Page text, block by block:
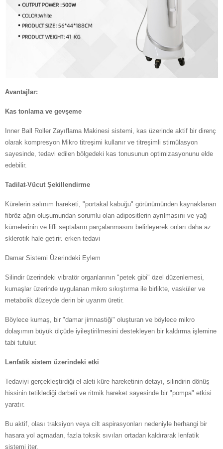
Avantajlar:
Kas tonlama ve gevşeme
Inner Ball Roller Zayıflama Makinesi sistemi, kas üzerinde aktif bir direnç
olarak kompresyon Mikro titreşimi kullanır ve titreşimli stimülasyon
sayesinde, tedavi edilen bölgedeki kas tonusunun optimizasyonunu elde
edebilir.
Tadilat-Vücut Şekillendirme
Kürelerin salınım hareketi, "portakal kabuğu" görünümünden kaynaklanan
fibröz ağın oluşumundan sorumlu olan adipositlerin ayrılmasını ve yağ
kümelerinin ve lifli septaların parçalanmasını belirleyerek onları daha az
sklerotik hale getirir. erken tedavi
Damar Sistemi Üzerindeki Eylem
Silindir üzerindeki vibratör organlarının "petek gibi" özel düzenlemesi,
kumaşlar üzerinde uygulanan mikro sıkıştırma ile birlikte, vasküler ve
metabolik düzeyde derin bir uyarım üretir.
Böylece kumaş, bir "damar jimnastiği" oluşturan ve böylece mikro
dolaşımın büyük ölçüde iyileştirilmesini destekleyen bir kaldırma işlemine
tabi tutulur.
Lenfatik sistem üzerindeki etki
Tedaviyi gerçekleştirdiği el aleti küre hareketinin detayı, silindirin dönüş
hissinin tetiklediği darbeli ve ritmik hareket sayesinde bir "pompa" etkisi
yaratır.
Bu aktif, olası traksiyon veya cilt aspirasyonları nedeniyle herhangi bir
hasara yol açmadan, fazla toksik sıvıları ortadan kaldırarak lenfatik
sistemi iter.